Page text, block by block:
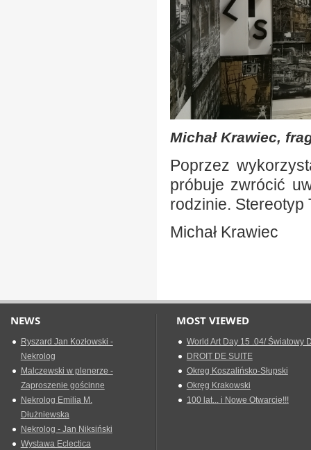
Michał Krawiec,
Poprzez
próbuje zwrócić
rodzinie. Stereotyp
Michał Krawiec
NEWS
Ryszard Jan Kozłowski -
Nekrolog
Malczewski w plenerze -
Zaproszenie gościnne
Nekrolog Emilia M.
Dłużniewska
Nekrolog - Jan Niksiński
Wystawa Eclectica
MOST VIEWED
World Art Day 15 .04/ Światowy
DROIT DE SUITE
Okreg Koszalińsko-Słupski
Okręg Krakowski
100 lat... i Nowe Otwarcie!!!